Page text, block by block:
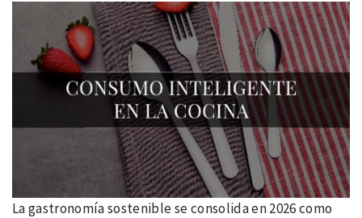
La gastronomía sostenible se consolida en 2026 como